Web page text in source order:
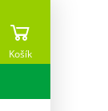
Košík